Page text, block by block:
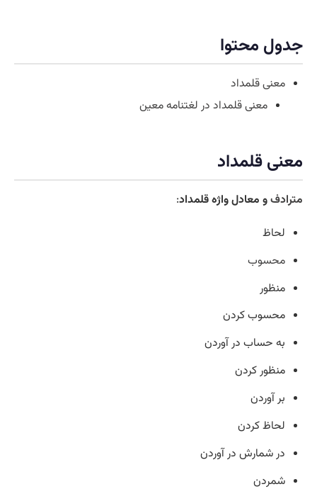
جدول محتوا
معنی قلمداد
معنی قلمداد در لغتنامه معین
معنی قلمداد
مترادفو معادل واژه قلمداد:
لحاظ
محسوب
منظور
محسوب کردن
به حساب در آوردن
منظور کردن
بر آوردن
لحاظ کردن
در شمارش در آوردن
شمردن